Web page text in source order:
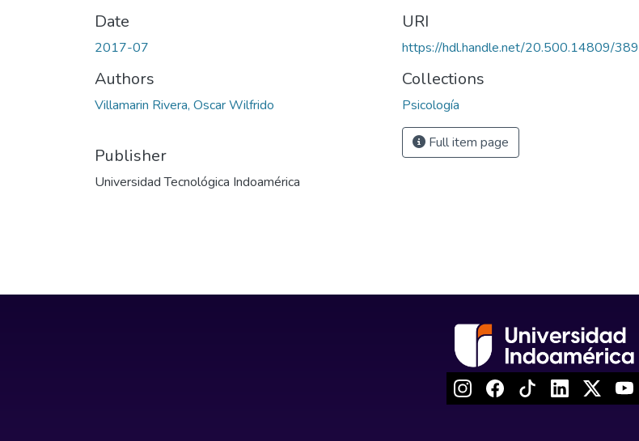
Date
2017-07
Authors
Villamarin Rivera, Oscar Wilfrido
Publisher
Universidad Tecnológica Indoamérica
URI
https://hdl.handle.net/20.500.14809/389
Collections
Psicología
Full item page